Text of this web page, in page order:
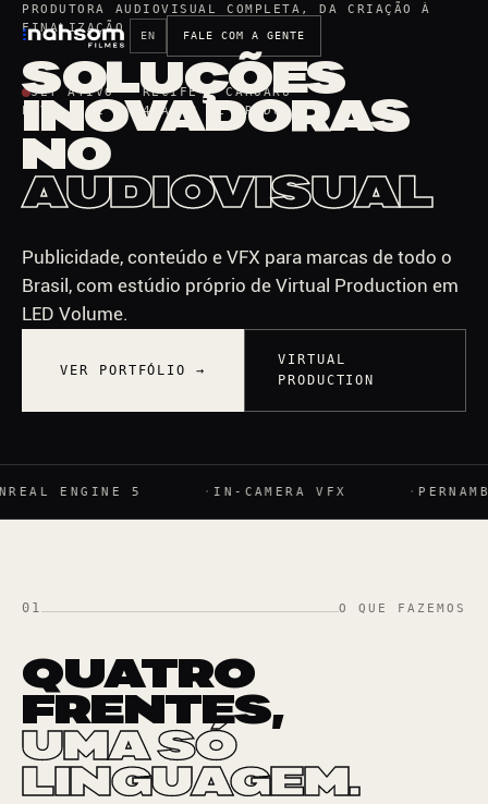
EN FALE COM A GENTE
SET ATIVO · RECIFE / CARUARU
EST. 1982 — 44 ANOS DE PRODUÇÃO
PRODUTORA AUDIOVISUAL COMPLETA, DA CRIAÇÃO À
FINALIZAÇÃO
SOLUÇÕES
INOVADORAS
NO
AUDIOVISUAL
Publicidade, conteúdo e VFX para marcas de todo o
Brasil, com estúdio próprio de Virtual Production em
LED Volume.
VER PORTFÓLIO →
VIRTUAL
PRODUCTION
5 IN-CAMERA VFX PERNAMBUCO —
01 O QUE FAZEMOS
QUATRO
FRENTES,
UMA SÓ
LINGUAGEM.